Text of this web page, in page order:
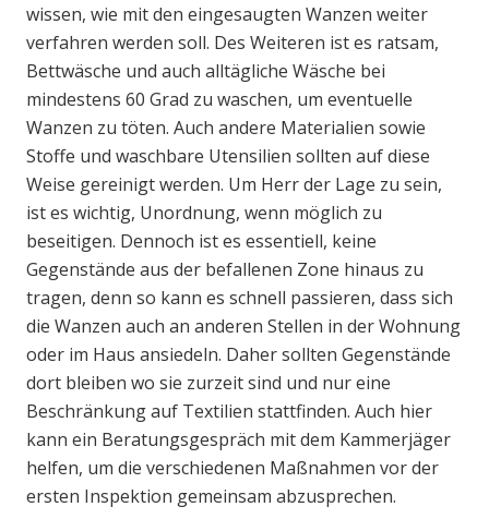
wissen, wie mit den eingesaugten Wanzen weiter
verfahren werden soll. Des Weiteren ist es ratsam,
Bettwäsche und auch alltägliche Wäsche bei
mindestens 60 Grad zu waschen, um eventuelle
Wanzen zu töten. Auch andere Materialien sowie
Stoffe und waschbare Utensilien sollten auf diese
Weise gereinigt werden. Um Herr der Lage zu sein,
ist es wichtig, Unordnung, wenn möglich zu
beseitigen. Dennoch ist es essentiell, keine
Gegenstände aus der befallenen Zone hinaus zu
tragen, denn so kann es schnell passieren, dass sich
die Wanzen auch an anderen Stellen in der Wohnung
oder im Haus ansiedeln. Daher sollten Gegenstände
dort bleiben wo sie zurzeit sind und nur eine
Beschränkung auf Textilien stattfinden. Auch hier
kann ein Beratungsgespräch mit dem Kammerjäger
helfen, um die verschiedenen Maßnahmen vor der
ersten Inspektion gemeinsam abzusprechen.